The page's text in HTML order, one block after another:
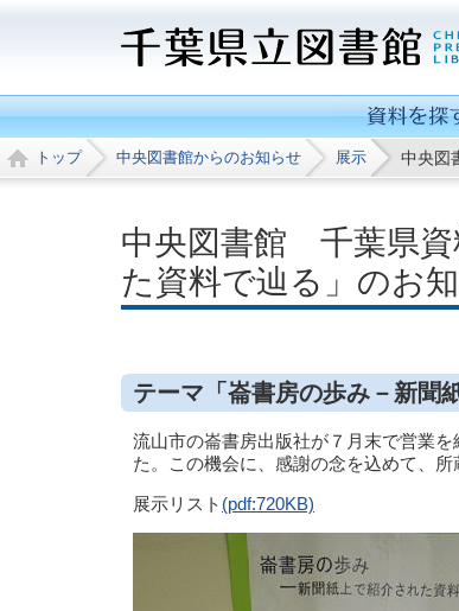
トップ 中央図書館からのお知らせ 展示 中央図
中央図書館 千葉県資
た資料で辿る」のお
テーマ「崙書房の歩み－新聞
流山市の崙書房出版社が７月末で営業
た。この機会に、感謝の念を込めて、
展示リスト (pdf:720KB)